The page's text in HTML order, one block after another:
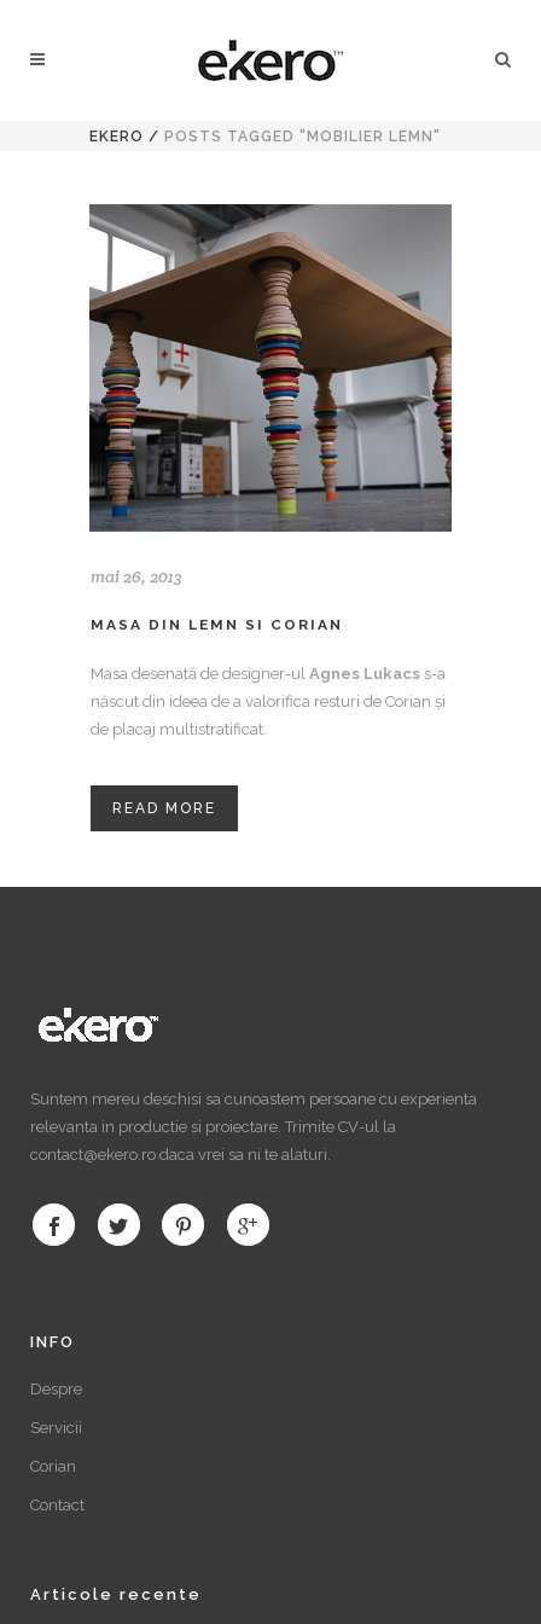
EKERO / POSTS TAGGED "MOBILIER LEMN"
mai 26, 2013
MASA DIN LEMN SI CORIAN
Masa desenată de designer-ul Agnes Lukacs s-a
născut din ideea de a valorifica resturi de Corian și
de placaj multistratificat.
READ MORE
Suntem mereu deschisi sa cunoastem persoane cu experienta
relevanta in productie si proiectare. Trimite CV-ul la
contact@ekero.ro daca vrei sa ni te alaturi.
INFO
Despre
Servicii
Corian
Contact
Articole recente